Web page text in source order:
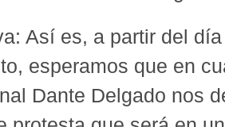
Así es, a partir del
esperamos que en
Dante Delgado nos